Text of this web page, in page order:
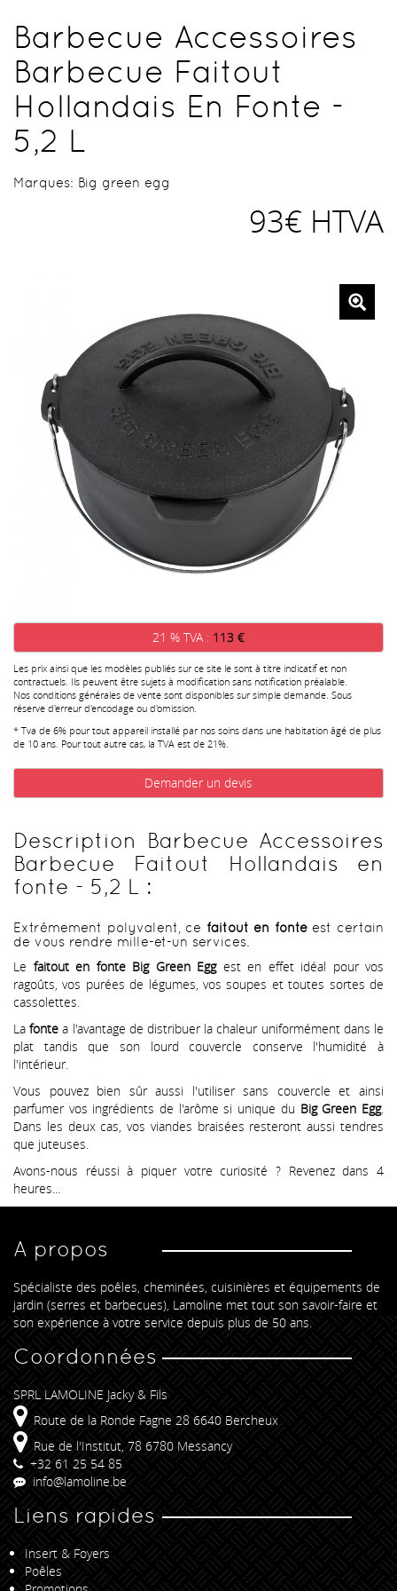
Barbecue Accessoires
Barbecue Faitout
Hollandais En Fonte -
5,2 L
Marques: Big green egg
93€ HTVA
21 % TVA : 113 €
Les prix ainsi que les modèles publiés sur ce site le sont à titre indicatif et non
contractuels. Ils peuvent être sujets à modification sans notification préalable.
Nos conditions générales de vente sont disponibles sur simple demande. Sous
réserve d'erreur d'encodage ou d'omission.
* Tva de 6% pour tout appareil installé par nos soins dans une habitation âgé de plus
de 10 ans. Pour tout autre cas, la TVA est de 21%.
Demander un devis
Description Barbecue Accessoires
Barbecue Faitout Hollandais en
fonte - 5,2 L :
Extrêmement polyvalent, ce faitout en fonteest certain
de vous rendre mille-et-un services.
Le faitout en fonte Big Green Eggest en effet idéal pour vos
ragoûts, vos purées de légumes, vos soupes et toutes sortes de
cassolettes.
Lafontea l'avantage de distribuer la chaleur uniformément dans le
plat tandis que son lourd couvercle conserve l'humidité à
l'intérieur.
Vous pouvez bien sûr aussi l'utiliser sans couvercle et ainsi
parfumer vos ingrédients de l'arôme si unique du Big Green Egg.
Dans les deux cas, vos viandes braisées resteront aussi tendres
que juteuses.
Avons-nous réussi à piquer votre curiosité ? Revenez dans 4
heures...
A propos
Spécialiste des poêles, cheminées, cuisinières et équipements de
jardin (serres et barbecues), Lamoline met tout son savoir-faire et
son expérience à votre service depuis plus de 50 ans.
Coordonnées
SPRL LAMOLINE Jacky & Fils
Route de la Ronde Fagne 28 6640 Bercheux
Rue de l'Institut, 78 6780 Messancy
+32 61 25 54 85
info@lamoline.be
Liens rapides
Insert & Foyers
Poêles